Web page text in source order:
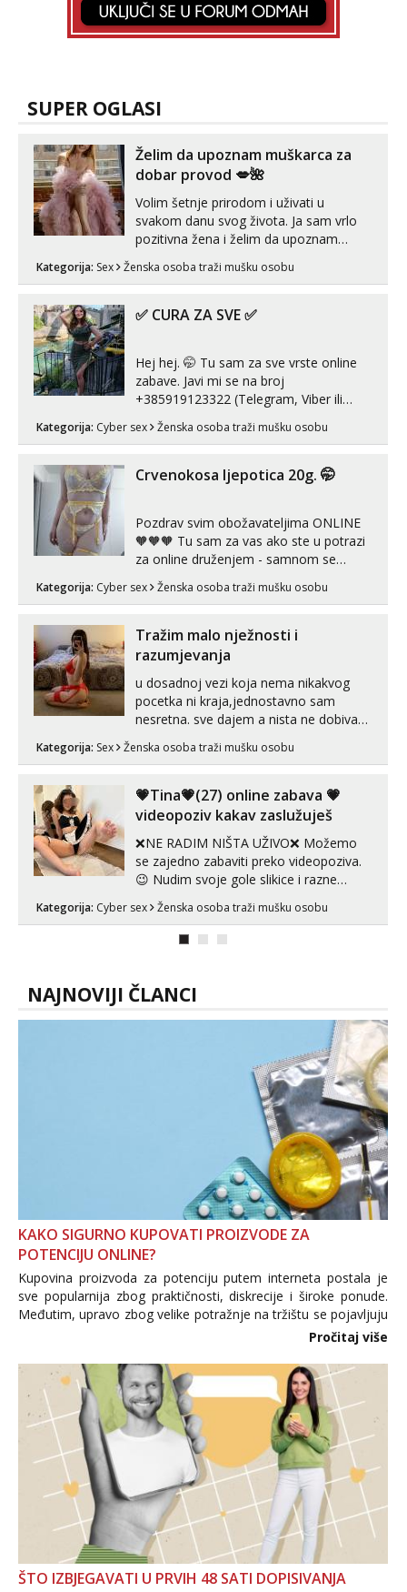
SUPER OGLASI
Želim da upoznam muškarca za
dobar provod 💋🌺
Volim šetnje prirodom i uživati u
svakom danu svog života. Ja sam vrlo
pozitivna žena i želim da upoznam
može i nešto više.💋🌺 Klikni na link
Kategorija: Sex Ženska osoba traži mušku osobu
✅ CURA ZA SVE ✅
Hej hej. 🤭 Tu sam za sve vrste online
zabave. Javi mi se na broj
+385919123322 (Telegram, Viber ili
Whatsapp). 🤙 NE javljaj se na uzivo.
Hvala.
Kategorija: Cyber sex Ženska osoba traži mušku osobu
Crvenokosa ljepotica 20g. 🤭
Pozdrav svim obožavateljima ONLINE
🧡🧡🧡 Tu sam za vas ako ste u potrazi
za online druženjem - samnom se
možete zabaviti preko videopoziva, ili
ako vam nisam dovoljna radim i u paru i
😉 Radim i vruća tipkanja uz slike i hot
line pozive. Za vas sam pripremila ...
Kategorija: Cyber sex Ženska osoba traži mušku osobu
Tražim malo nježnosti i
razumjevanja
u dosadnoj vezi koja nema nikakvog
pocetka ni kraja,jednostavno sam
nesretna. sve dajem a nista ne dobivam
zadovoljiti moje potrebe,ne trazim puno
volim njezan seks i njezne poljupce po
tijelu koji me jako pale,obozavam kad
muskar...
Kategorija: Sex Ženska osoba traži mušku osobu
💗Tina💗(27) online zabava 💗
videopoziv kakav zaslužuješ
❌NE RADIM NIŠTA UŽIVO❌ Možemo
se zajedno zabaviti preko videopoziva.
😉 Nudim svoje gole slikice i razne
videouradke. 🤩 Za online zabavu pošalji
poruku na Whatsapp, Telegram ili Viber.
Kategorija: Cyber sex Ženska osoba traži mušku osobu
NAJNOVIJI ČLANCI
KAKO SIGURNO KUPOVATI PROIZVODE ZA
POTENCIJU ONLINE?
Kupovina proizvoda za potenciju putem interneta postala je
sve popularnija zbog praktičnosti, diskrecije i široke ponude.
Međutim, upravo zbog velike potražnje na tržištu se pojavljuju
i brojni krivotvoreni proizvodi, nepouzdane internetske
Pročitaj više
ŠTO IZBJEGAVATI U PRVIH 48 SATI DOPISIVANJA